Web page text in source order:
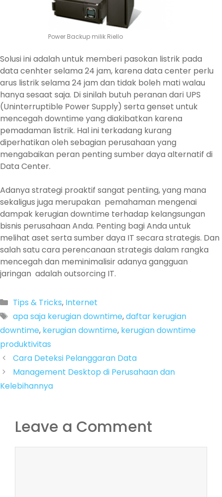
Power Backup milik Riello
Solusi ini adalah untuk memberi pasokan listrik pada
data cenhter selama 24 jam, karena data center perlu
arus listrik selama 24 jam dan tidak boleh mati walau
hanya sesaat saja. Di sinilah butuh peranan dari UPS
(Uninterruptible Power Supply) serta genset untuk
mencegah downtime yang diakibatkan karena
pemadaman listrik. Hal ini terkadang kurang
diperhatikan oleh sebagian perusahaan yang
mengabaikan peran penting sumber daya alternatif di
Data Center.
Adanya strategi proaktif sangat pentiing, yang mana
sekaligus juga merupakan pemahaman mengenai
dampak kerugian downtime terhadap kelangsungan
bisnis perusahaan Anda. Penting bagi Anda untuk
melihat aset serta sumber daya IT secara strategis. Dan
salah satu cara perencanaan strategis dalam rangka
mencegah dan meminimalisir adanya gangguan
jaringan adalah outsorcing IT.
Categories
Tips & Tricks, Internet
Tags
apa saja kerugian downtime,daftar kerugian
downtime, kerugian downtime, kerugian downtime
produktivitas
Cara Deteksi Pelanggaran Data
Management Desktop di Perusahaan dan
Kelebihannya
Leave a Comment